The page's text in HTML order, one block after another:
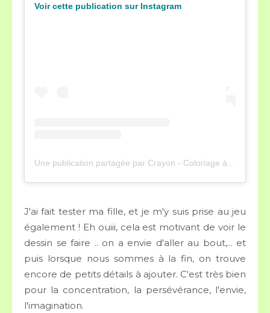
Voir cette publication sur Instagram
Une publication partagée par Crayon - Coloriage à l'envers ✏️ (@crayon.coloriage)
J'ai fait tester ma fille, et je m'y suis prise au jeu
également ! Eh ouiii, cela est motivant de voir le
dessin se faire .. on a envie d'aller au bout,... et
puis lorsque nous sommes à la fin, on trouve
encore de petits détails à ajouter. C'est très bien
pour la concentration, la persévérance, l'envie,
l'imagination.